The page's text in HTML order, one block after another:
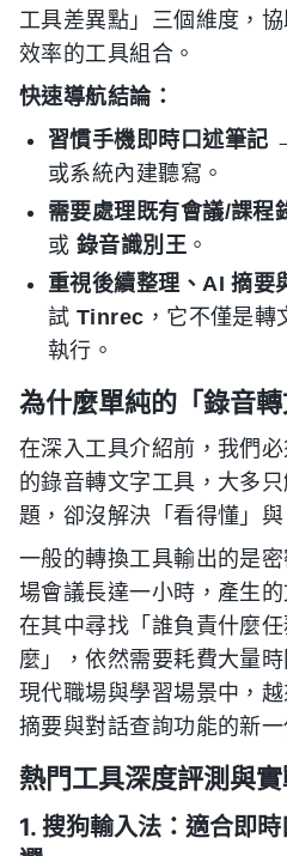
工具差異點」三個維度，
效率的工具組合。
快速導航結論：
習慣手機即時口述筆記
或系統內建聽寫。
需要處理既有會議/課程
或 錄音識別王 。
重視後續整理、AI 摘要
試 Tinrec ，它不僅是
執行。
為什麼單純的「錄音
在深入工具介紹前，我們
的錄音轉文字工具，大多
題，卻沒解決「看得懂」
一般的轉換工具輸出的是
場會議長達一小時，產生
在其中尋找「誰負責什麼
麼」，依然需要耗費大量
現代職場與學習場景中，
摘要與對話查詢功能的新一
熱門工具深度評測與
1. 搜狗輸入法：適合即